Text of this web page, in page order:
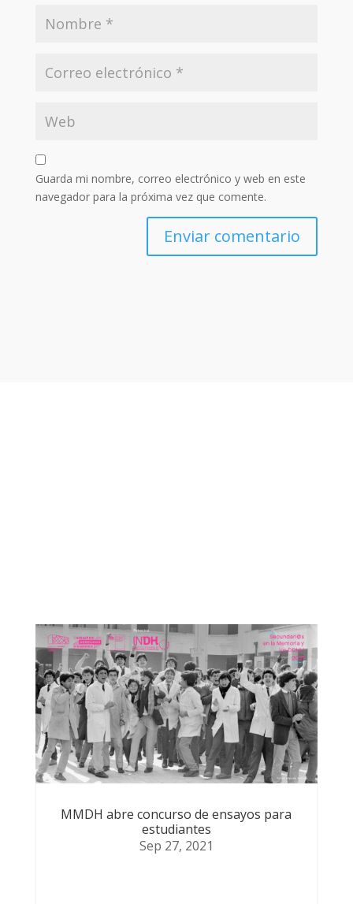
Guarda mi nombre, correo electrónico y web en este
navegador para la próxima vez que comente.
Enviar comentario
MMDH abre concurso de ensayos para
estudiantes
Sep 27, 2021